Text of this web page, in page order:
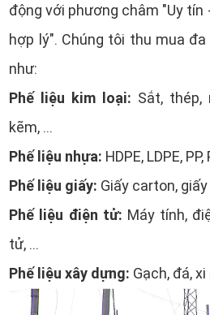
động với phương châm "Uy tín
hợp lý". Chúng tôi thu mua
như:
Phế liệu kim loại: Sắt, thép,
kẽm, ...
Phế liệu nhựa: HDPE, LDPE,
Phế liệu giấy: Giấy carton, giấy
Phế liệu điện tử: Máy tính,
tử, ...
Phế liệu xây dựng: Gạch, đá,